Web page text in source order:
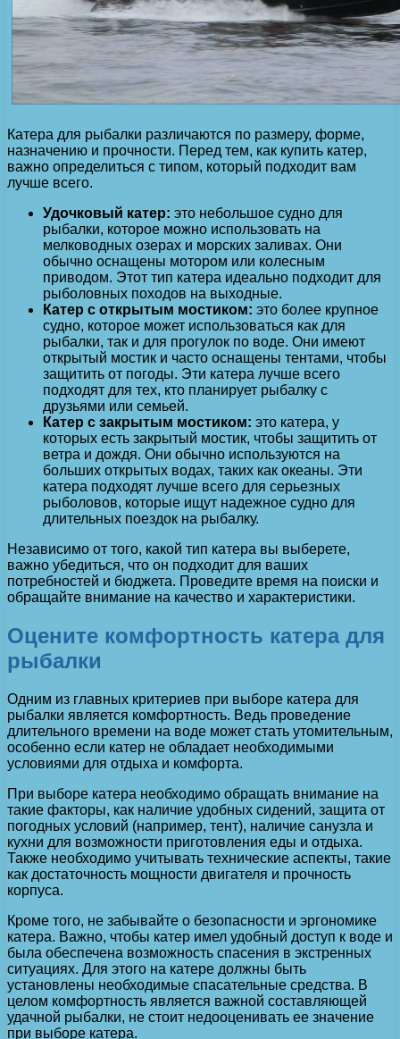
Катера для рыбалки различаются по размеру, форме,
назначению и прочности. Перед тем, как купить катер,
важно определиться с типом, который подходит вам
лучше всего.
Удочковый катер: это небольшое судно для
рыбалки, которое можно использовать на
мелководных озерах и морских заливах. Они
обычно оснащены мотором или колесным
приводом. Этот тип катера идеально подходит для
рыболовных походов на выходные.
Катер с открытым мостиком: это более крупное
судно, которое может использоваться как для
рыбалки, так и для прогулок по воде. Они имеют
открытый мостик и часто оснащены тентами, чтобы
защитить от погоды. Эти катера лучше всего
подходят для тех, кто планирует рыбалку с
друзьями или семьей.
Катер с закрытым мостиком: это катера, у
которых есть закрытый мостик, чтобы защитить от
ветра и дождя. Они обычно используются на
больших открытых водах, таких как океаны. Эти
катера подходят лучше всего для серьезных
рыболовов, которые ищут надежное судно для
длительных поездок на рыбалку.
Независимо от того, какой тип катера вы выберете,
важно убедиться, что он подходит для ваших
потребностей и бюджета. Проведите время на поиски и
обращайте внимание на качество и характеристики.
Оцените комфортность катера для
рыбалки
Одним из главных критериев при выборе катера для
рыбалки является комфортность. Ведь проведение
длительного времени на воде может стать утомительным,
особенно если катер не обладает необходимыми
условиями для отдыха и комфорта.
При выборе катера необходимо обращать внимание на
такие факторы, как наличие удобных сидений, защита от
погодных условий (например, тент), наличие санузла и
кухни для возможности приготовления еды и отдыха.
Также необходимо учитывать технические аспекты, такие
как достаточность мощности двигателя и прочность
корпуса.
Кроме того, не забывайте о безопасности и эргономике
катера. Важно, чтобы катер имел удобный доступ к воде и
была обеспечена возможность спасения в экстренных
ситуациях. Для этого на катере должны быть
установлены необходимые спасательные средства. В
целом комфортность является важной составляющей
удачной рыбалки, не стоит недооценивать ее значение
при выборе катера.